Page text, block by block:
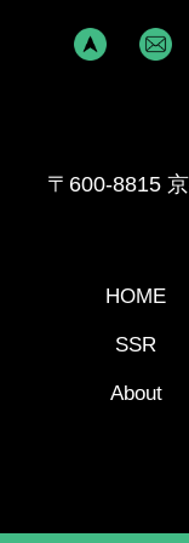
〒600-8815
HOME
SSR
About